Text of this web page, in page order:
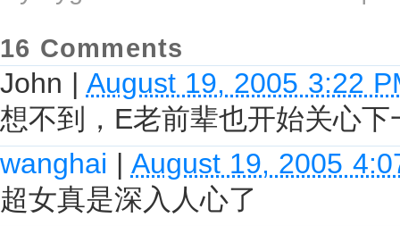
16 Comments
John | August 19, 2005 3:22
想不到，E老前辈也开始关心
wanghai | August 19, 2005
超女真是深入人心了